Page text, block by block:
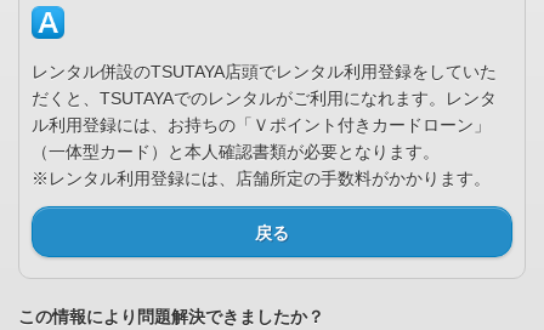
レンタル併設のTSUTAYA店頭でレンタル利用登録をしていた
だくと、TSUTAYAでのレンタルがご利用になれます。レンタ
ル利用登録には、お持ちの「Ｖポイント付きカードローン」
（一体型カード）と本人確認書類が必要となります。
※レンタル利用登録には、店舗所定の手数料がかかります。
戻る
この情報により問題解決できましたか？